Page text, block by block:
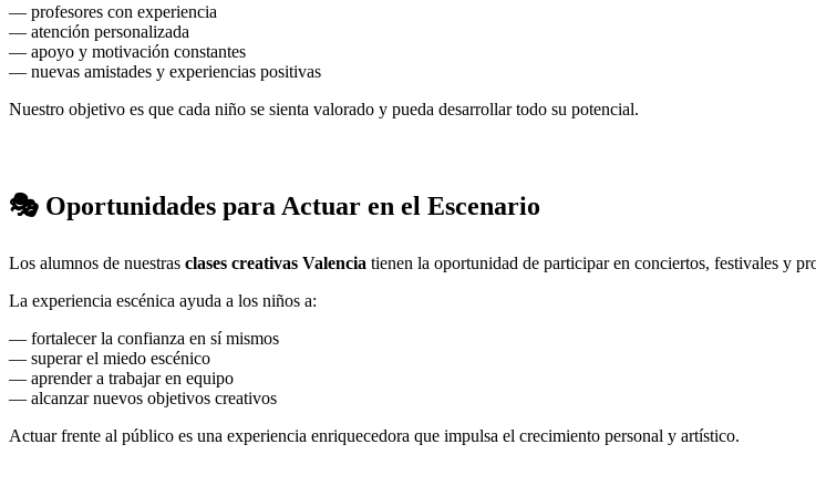
— profesores con experiencia
— atención personalizada
— apoyo y motivación constantes
— nuevas amistades y experiencias positivas
Nuestro objetivo es que cada niño se sienta valorado y pueda desarrollar todo su potencial.
🎭 Oportunidades para Actuar en el Escenario
Los alumnos de nuestras clases creativas Valencia tienen la oportunidad de participar en conciertos, festivales y
La experiencia escénica ayuda a los niños a:
— fortalecer la confianza en sí mismos
— superar el miedo escénico
— aprender a trabajar en equipo
— alcanzar nuevos objetivos creativos
Actuar frente al público es una experiencia enriquecedora que impulsa el crecimiento personal y artístico.